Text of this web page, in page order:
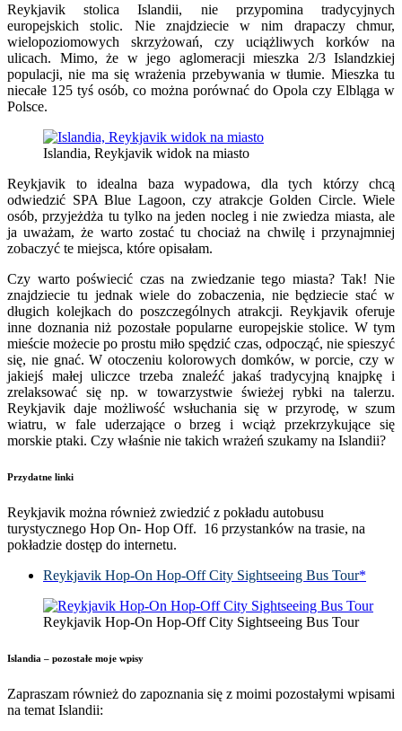
Reykjavik stolica Islandii, nie przypomina tradycyjnych
europejskich stolic. Nie znajdziecie w nim drapaczy chmur,
wielopoziomowych skrzyżowań, czy uciążliwych korków na
ulicach. Mimo, że w jego aglomeracji mieszka 2/3 Islandzkiej
populacji, nie ma się wrażenia przebywania w tłumie. Mieszka tu
niecałe 125 tyś osób, co można porównać do Opola czy Elbląga w
Polsce.
Islandia, Reykjavik widok na miasto
Reykjavik to idealna baza wypadowa, dla tych którzy chcą
odwiedzić SPA Blue Lagoon, czy atrakcje Golden Circle. Wiele
osób, przyjeżdża tu tylko na jeden nocleg i nie zwiedza miasta, ale
ja uważam, że warto zostać tu chociaż na chwilę i przynajmniej
zobaczyć te miejsca, które opisałam.
Czy warto poświecić czas na zwiedzanie tego miasta? Tak! Nie
znajdziecie tu jednak wiele do zobaczenia, nie będziecie stać w
długich kolejkach do poszczególnych atrakcji. Reykjavik oferuje
inne doznania niż pozostałe popularne europejskie stolice. W tym
mieście możecie po prostu miło spędzić czas, odpocząć, nie spieszyć
się, nie gnać. W otoczeniu kolorowych domków, w porcie, czy w
jakiejś małej uliczce trzeba znaleźć jakaś tradycyjną knajpkę i
zrelaksować się np. w towarzystwie świeżej rybki na talerzu.
Reykjavik daje możliwość wsłuchania się w przyrodę, w szum
wiatru, w fale uderzające o brzeg i wciąż przekrzykujące się
morskie ptaki. Czy właśnie nie takich wrażeń szukamy na Islandii?
Przydatne linki
Reykjavik można również zwiedzić z pokładu autobusu
turystycznego Hop On- Hop Off. 16 przystanków na trasie, na
pokładzie dostęp do internetu.
Reykjavik Hop-On Hop-Off City Sightseeing Bus Tour*
Reykjavik Hop-On Hop-Off City Sightseeing Bus Tour
Islandia – pozostałe moje wpisy
Zapraszam również do zapoznania się z moimi pozostałymi wpisami
na temat Islandii: